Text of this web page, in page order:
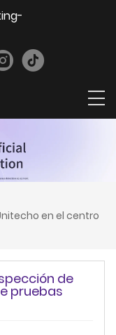
en el centro
de
pruebas